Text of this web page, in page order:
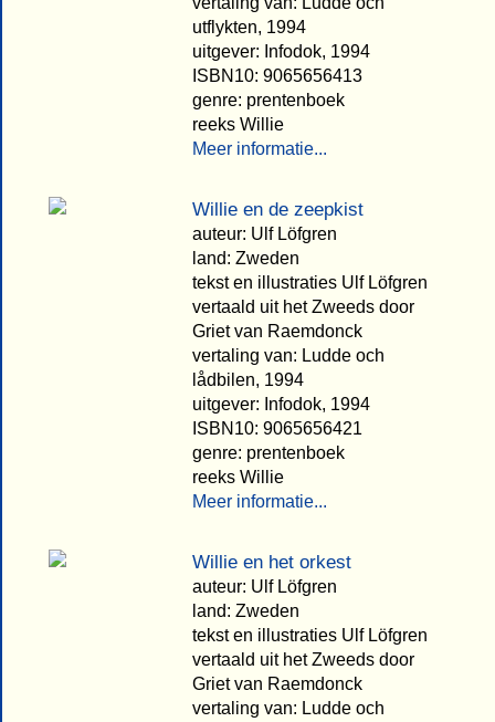
utflykten, 1994
uitgever: Infodok, 1994
ISBN10: 9065656413
genre: prentenboek
reeks Willie
Meer informatie...
Willie en de zeepkist
auteur: Ulf Löfgren
land: Zweden
tekst en illustraties Ulf Löfgren
vertaald uit het Zweeds door
Griet van Raemdonck
vertaling van: Ludde och
lådbilen, 1994
uitgever: Infodok, 1994
ISBN10: 9065656421
genre: prentenboek
reeks Willie
Meer informatie...
Willie en het orkest
auteur: Ulf Löfgren
land: Zweden
tekst en illustraties Ulf Löfgren
vertaald uit het Zweeds door
Griet van Raemdonck
vertaling van: Ludde och